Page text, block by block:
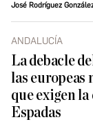
José Rodríguez
ANDALUCÍA
La debacle
las europeas
que exigen
Espadas